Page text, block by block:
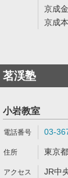
京成
京成
茗渓塾
小岩教室
03-
東京
JR中